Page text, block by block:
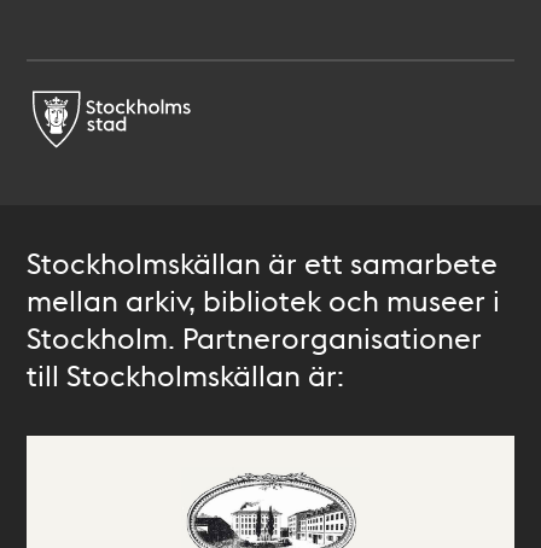
Stockholmskällan är ett samarbete
mellan arkiv, bibliotek och museer i
Stockholm. Partnerorganisationer
till Stockholmskällan är: